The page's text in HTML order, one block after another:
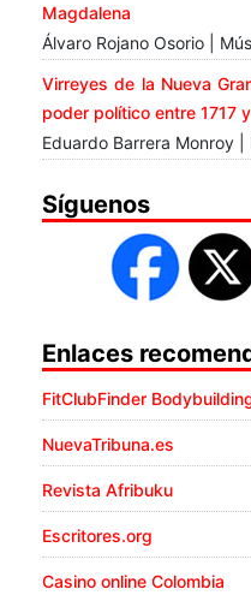
Magdalena
Álvaro Rojano Osorio |
Virreyes de la Nueva
poder político entre 1717
Eduardo Barrera Monroy |
Síguenos
Enlaces
FitClubFinder
NuevaTribuna.es
Revista Afribuku
Escritores.org
Casino online Colombia